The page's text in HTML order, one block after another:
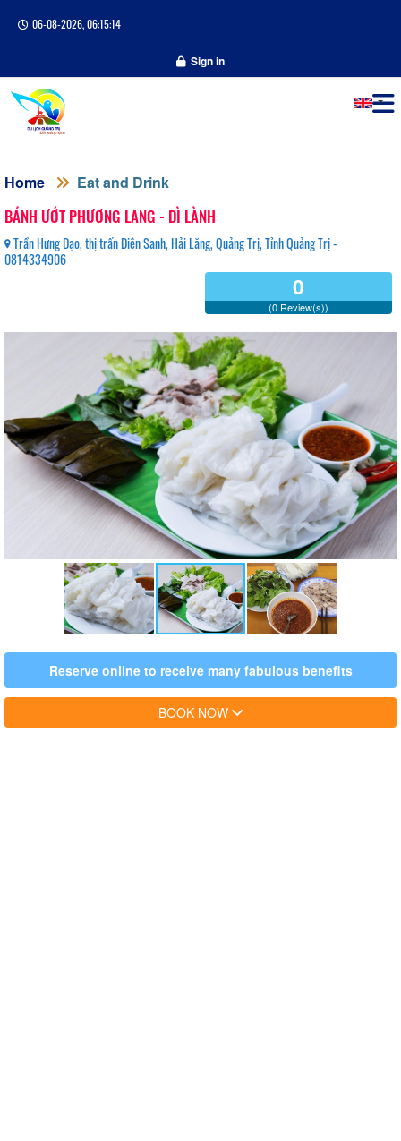
06-08-2026, 06:15:14
Sign in
Home Eat and Drink
BÁNH ƯỚT PHƯƠNG LANG - DÌ LÀNH
Trần Hưng Đạo, thị trấn Diên Sanh, Hải Lăng, Quảng Trị, Tỉnh Quảng Trị -
0814334906
0
(0 Review(s))
Reserve online to receive many fabulous benefits
BOOK NOW